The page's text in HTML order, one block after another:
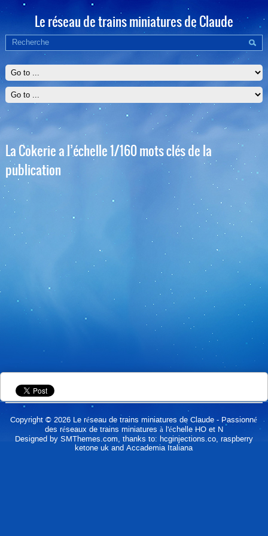
Le réseau de trains miniatures de Claude
La Cokerie a l’échelle 1/160 mots clés de la
publication
Copyright © 2026 Le réseau de trains miniatures de Claude - Passionné
des réseaux de trains miniatures à l'échelle HO et N
Designed by SMThemes.com, thanks to: hcginjections.co, raspberry
ketone uk andAccademia Italiana